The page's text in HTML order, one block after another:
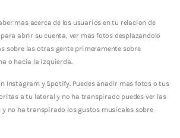
mas acerca de los usuarios en tu relacion de
abrir su cuenta, ver mas fotos desplazandolo
sobre las otras gente primeramente sobre
o hacia la izquierda.
Instagram y Spotify. Puedes anadir mas fotos o tus
a tu lateral y no ha transpirado puedes ver las
no ha transpirado los gustos musicales sobre